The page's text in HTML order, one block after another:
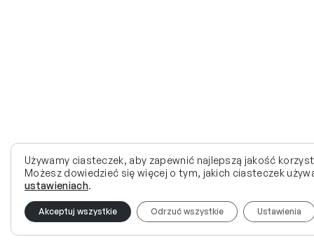
Używamy ciasteczek, aby zapewnić najlepszą jakość
Możesz dowiedzieć się więcej o tym, jakich ciasteczek
ustawieniach.
Akceptuj wszystkie Odrzuć wszystkie Ustawienia